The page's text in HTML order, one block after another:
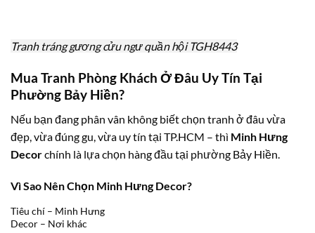
Tranh tráng gương cửu ngư quần hội TGH8443
Mua Tranh Phòng Khách Ở Đâu Uy Tín Tại
Phường Bảy Hiền?
Nếu bạn đang phân vân không biết chọn tranh ở đâu vừa
đẹp, vừa đúng gu, vừa uy tín tại TP.HCM – thì Minh Hưng
Decorchính là lựa chọn hàng đầu tại phường Bảy Hiền.
Vì Sao Nên Chọn Minh Hưng Decor?
Tiêu chí – Minh Hưng
Decor – Nơi khác